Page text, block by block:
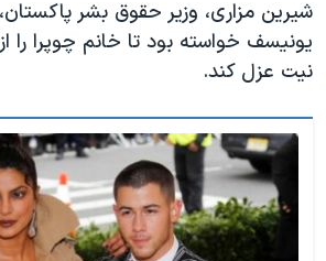
شیرین مزاری، وزیر حقوق بشر
یونیسف خواسته بود تا خانم چوپرا
نیت عزل کند.